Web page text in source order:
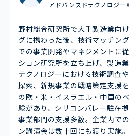
アドバンスドテクノロジ
野村総合研究所で大手製造業向
グに携わった後、技術マッチン
での事業開発やマネジメントに
ション研究所を立ち上げ、製造
テクノロジーにおける技術調査
探索、新規事業の戦略策定支援
の欧・米・イスラエル・中国の
験があり、シリコンバレー駐在
事業部門の支援多数。企業内で
ン講演会は数十回にも渡り実施。